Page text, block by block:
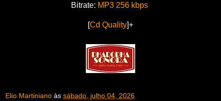
Bitrate: MP3 256 kbps
[Cd Quality]+
Elio Martiniano às sábado, julho 04, 2026